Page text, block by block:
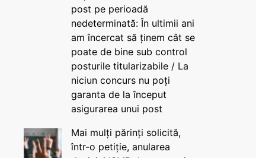
post pe perioadă
nedeterminată: În ultimii ani
am încercat să ținem cât se
poate de bine sub control
posturile titularizabile / La
niciun concurs nu poți
garanta de la început
asigurarea unui post
Mai mulți părinți solicită,
într-o petiție, anularea